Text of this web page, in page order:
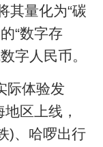
其量化为“碳
“数字存
字人民币。
际体验发
区上线，
)、哈啰出行